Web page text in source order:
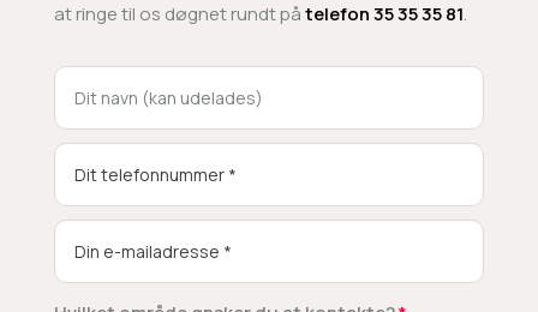
at ringe til os døgnet rundt påtelefon 35 35 35 81.